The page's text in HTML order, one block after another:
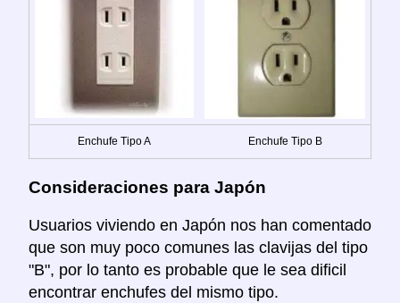
Enchufe Tipo A Enchufe Tipo B
Consideraciones para Japón
Usuarios viviendo en Japón nos han comentado
que son muy poco comunes las clavijas del tipo
"B", por lo tanto es probable que le sea dificil
encontrar enchufes del mismo tipo.